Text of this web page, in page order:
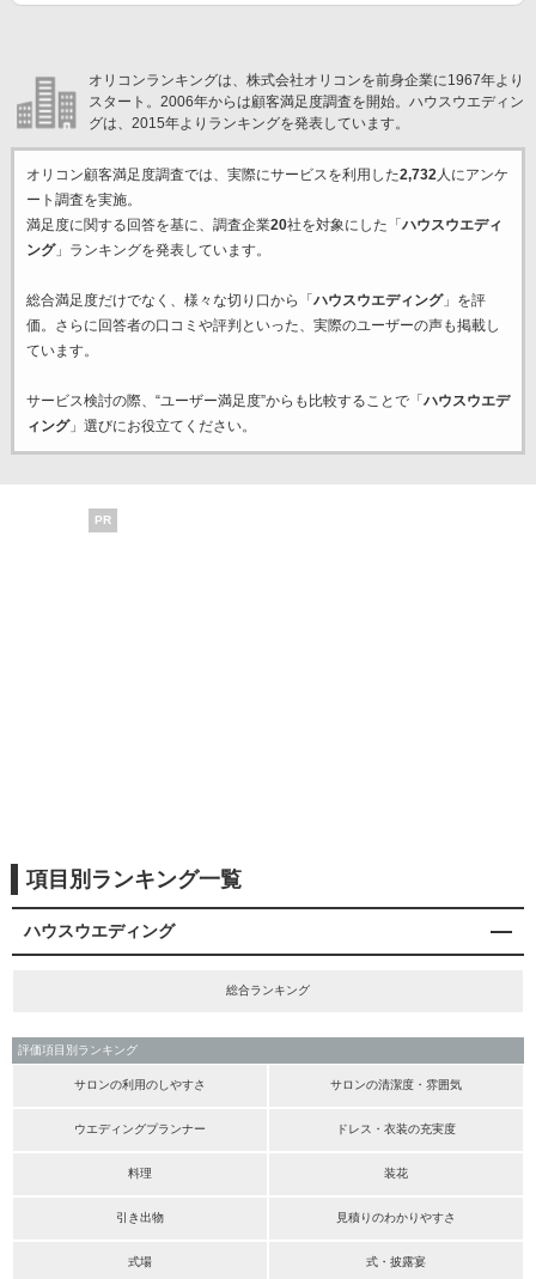
オリコンランキングは、株式会社オリコンを前身企業に1967年より
スタート。2006年からは顧客満足度調査を開始。ハウスウエディン
グは、2015年よりランキングを発表しています。
オリコン顧客満足度調査では、実際にサービスを利用した2,732人にアンケ
ート調査を実施。
満足度に関する回答を基に、調査企業20社を対象にした「 ハウスウエディ
ング」ランキングを発表しています。
総合満足度だけでなく、様々な切り口から「 ハウスウエディング」を評
価。さらに回答者の口コミや評判といった、実際のユーザーの声も掲載し
ています。
サービス検討の際、“ユーザー満足度”からも比較することで「 ハウスウエデ
ィング」選びにお役立てください。
PR
項目別ランキング一覧
ハウスウエディング
総合ランキング
評価項目別ランキング
サロンの利用のしやすさ サロンの清潔度・雰囲気
ウエディングプランナー ドレス・衣装の充実度
料理 装花
引き出物 見積りのわかりやすさ
式場 式・披露宴